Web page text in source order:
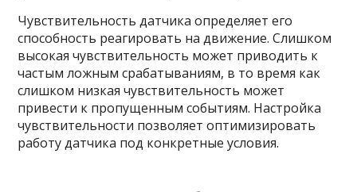
Чувствительность датчика определяет его
способность реагировать на движение. Слишком
высокая чувствительность может приводить к
частым ложным срабатываниям, в то время как
слишком низкая чувствительность может
привести к пропущенным событиям. Настройка
чувствительности позволяет оптимизировать
работу датчика под конкретные условия.